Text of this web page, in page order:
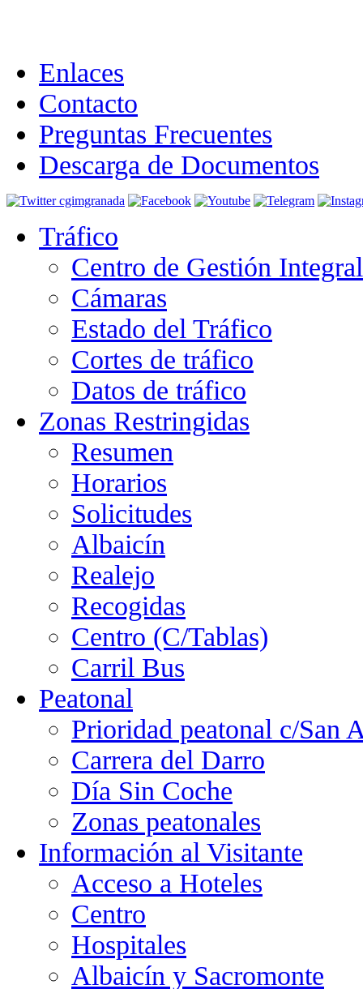
Enlaces
Contacto
Preguntas Frecuentes
Descarga de Documentos
Tráfico
Centro de Gestión
Cámaras
Estado del Tráfico
Cortes de tráfico
Datos de tráfico
Zonas Restringidas
Resumen
Horarios
Solicitudes
Albaicín
Realejo
Recogidas
Centro (C/Tablas)
Carril Bus
Peatonal
Prioridad peatonal c/San
Carrera del Darro
Día Sin Coche
Zonas peatonales
Información al Visitante
Acceso a Hoteles
Centro
Hospitales
Albaicín y Sacromonte